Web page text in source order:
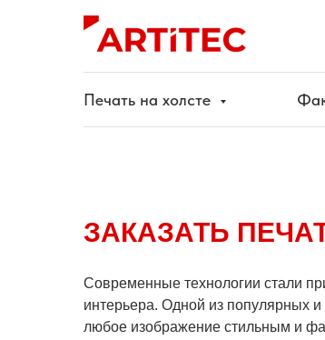
Печать на холсте
ЗАКАЗАТЬ
Современные технологии стали
интерьера. Одной из популярных
любое изображение стильным и